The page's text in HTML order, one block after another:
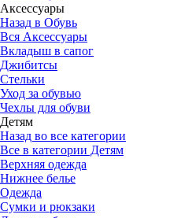
Аксессуары
Назад в Обувь
Вся Аксессуары
Вкладыш в сапог
Джибитсы
Стельки
Уход за обувью
Чехлы для обуви
Детям
Назад во все категории
Все в категории Детям
Верхняя одежда
Нижнее белье
Одежда
Сумки и рюкзаки